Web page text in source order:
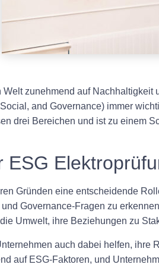
zunehmend auf
and Governance) immer
drei Bereichen und ist zu einem
ESG
Gründen eine entscheidende
Governance-Fragen zu
Umwelt, ihre Beziehungen zu
auch dabei helfen,
auf ESG-Faktoren, und